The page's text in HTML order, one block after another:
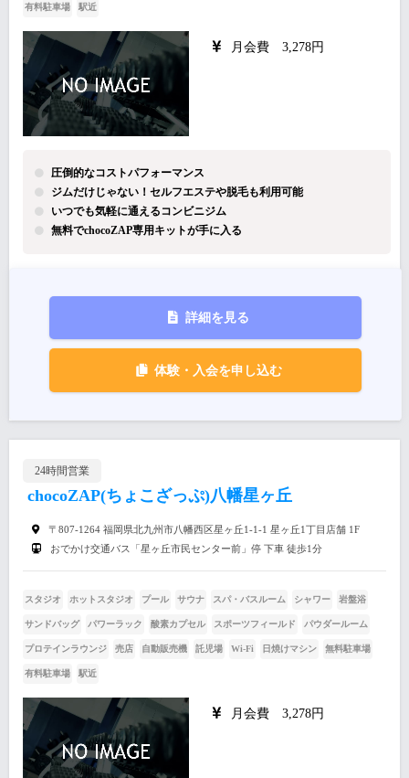
有料駐車場 駅近
月会費 3,278円
圧倒的なコストパフォーマンス
ジムだけじゃない！セルフエステや脱毛も利用可能
いつでも気軽に通えるコンビニジム
無料でchocoZAP専用キットが手に入る
詳細を見る
体験・入会を申し込む
24時間営業
chocoZAP(ちょこざっぷ)八幡星ヶ丘
〒807-1264 福岡県北九州市八幡西区星ヶ丘1-1-1 星ヶ丘1丁目店舗 1F
おでかけ交通バス「星ヶ丘市民センター前」停 下車 徒歩1分
スタジオ ホットスタジオ プール サウナ スパ・バスルーム シャワー 岩盤浴
サンドバッグ パワーラック 酸素カプセル スポーツフィールド パウダールーム
プロテインラウンジ 売店 自動販売機 託児場 Wi-Fi 日焼けマシン 無料駐車場
有料駐車場 駅近
月会費 3,278円